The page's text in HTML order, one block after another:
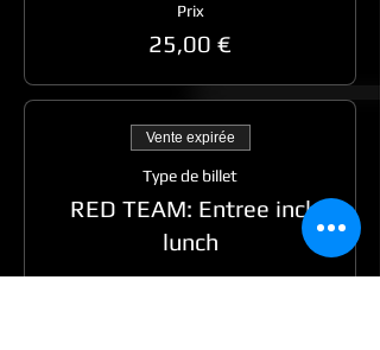
Prix
25,00 €
Vente expirée
Type de billet
RED TEAM: Entree incl
lunch